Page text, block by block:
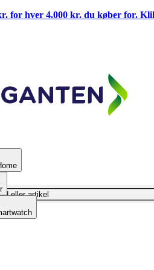
for hver 4.000 kr. du køber for.